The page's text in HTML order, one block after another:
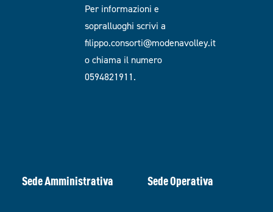
Per informazioni e
sopralluoghi scrivi a
filippo.consorti@modenavolley.it
o chiama il numero
0594821911.
Sede Amministrativa Sede Operativa